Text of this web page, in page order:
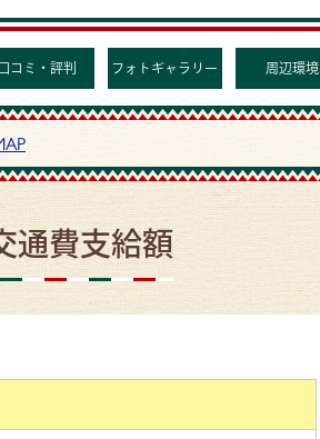
コミ・評判 フォトギャラリー 周辺環境
通費支給額